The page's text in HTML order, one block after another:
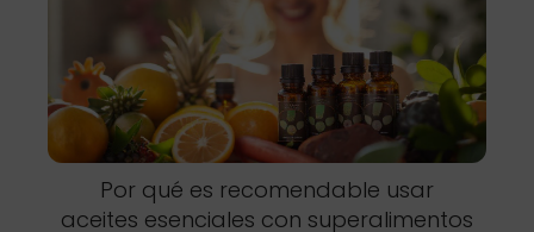
Por qué es recomendable usar
aceites esenciales con superalimentos